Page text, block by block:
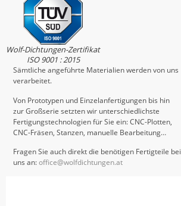
Wolf-Dichtungen-Zertifikat
ISO 9001 : 2015
Sämtliche angeführte Materialien werden von uns
verarbeitet.
Von Prototypen und Einzelanfertigungen bis hin
zur Großserie setzten wir unterschiedlichste
Fertigungstechnologien für Sie ein: CNC-Plotten,
CNC-Fräsen, Stanzen, manuelle Bearbeitung…
Fragen Sie auch direkt die benötigen Fertigteile bei
uns an:office@wolfdichtungen.at